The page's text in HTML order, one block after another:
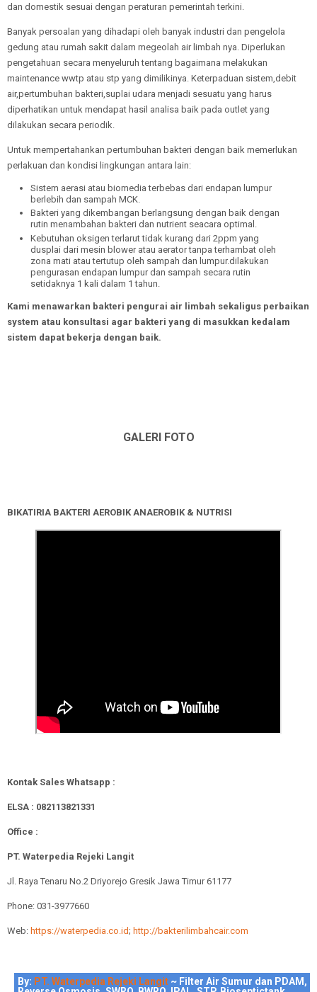
dan domestik sesuai dengan peraturan pemerintah terkini.
Banyak persoalan yang dihadapi oleh banyak industri dan pengelola
gedung atau rumah sakit dalam megeolah air limbah nya. Diperlukan
pengetahuan secara menyeluruh tentang bagaimana melakukan
maintenance wwtp atau stp yang dimilikinya. Keterpaduan sistem,debit
air,pertumbuhan bakteri,suplai udara menjadi sesuatu yang harus
diperhatikan untuk mendapat hasil analisa baik pada outlet yang
dilakukan secara periodik.
Untuk mempertahankan pertumbuhan bakteri dengan baik memerlukan
perlakuan dan kondisi lingkungan antara lain:
Sistem aerasi atau biomedia terbebas dari endapan lumpur
berlebih dan sampah MCK.
Bakteri yang dikembangan berlangsung dengan baik dengan
rutin menambahan bakteri dan nutrient seacara optimal.
Kebutuhan oksigen terlarut tidak kurang dari 2ppm yang
dusplai dari mesin blower atau aerator tanpa terhambat oleh
zona mati atau tertutup oleh sampah dan lumpur.dilakukan
pengurasan endapan lumpur dan sampah secara rutin
setidaknya 1 kali dalam 1 tahun.
Kami menawarkan bakteri pengurai air limbah sekaligus perbaikan
system atau konsultasi agar bakteri yang di masukkan kedalam
sistem dapat bekerja dengan baik.
GALERI FOTO
BIKATIRIA BAKTERI AEROBIK ANAEROBIK & NUTRISI
Kontak Sales Whatsapp :
ELSA : 082113821331
Office :
PT. Waterpedia Rejeki Langit
Jl. Raya Tenaru No.2 Driyorejo Gresik Jawa Timur 61177
Phone: 031-3977660
Web: https://waterpedia.co.id; http://bakterilimbahcair.com
By: PT. Waterpedia Rejeki Langit ~ Filter Air Sumur dan PDAM,